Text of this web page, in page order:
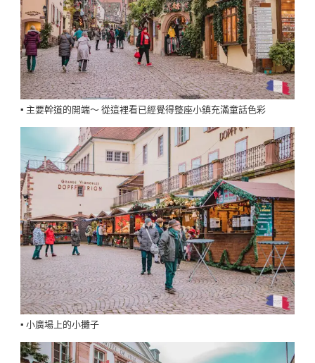
▪️ 主要幹道的開端～ 從這裡看已經覺得整座小鎮充滿童話色彩
▪️ 小廣場上的小攤子